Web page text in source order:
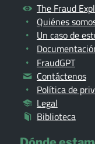
The Fraud
Quiénes
Un caso de
FraudGPT
Contáctenos
Política de
Legal
Biblioteca